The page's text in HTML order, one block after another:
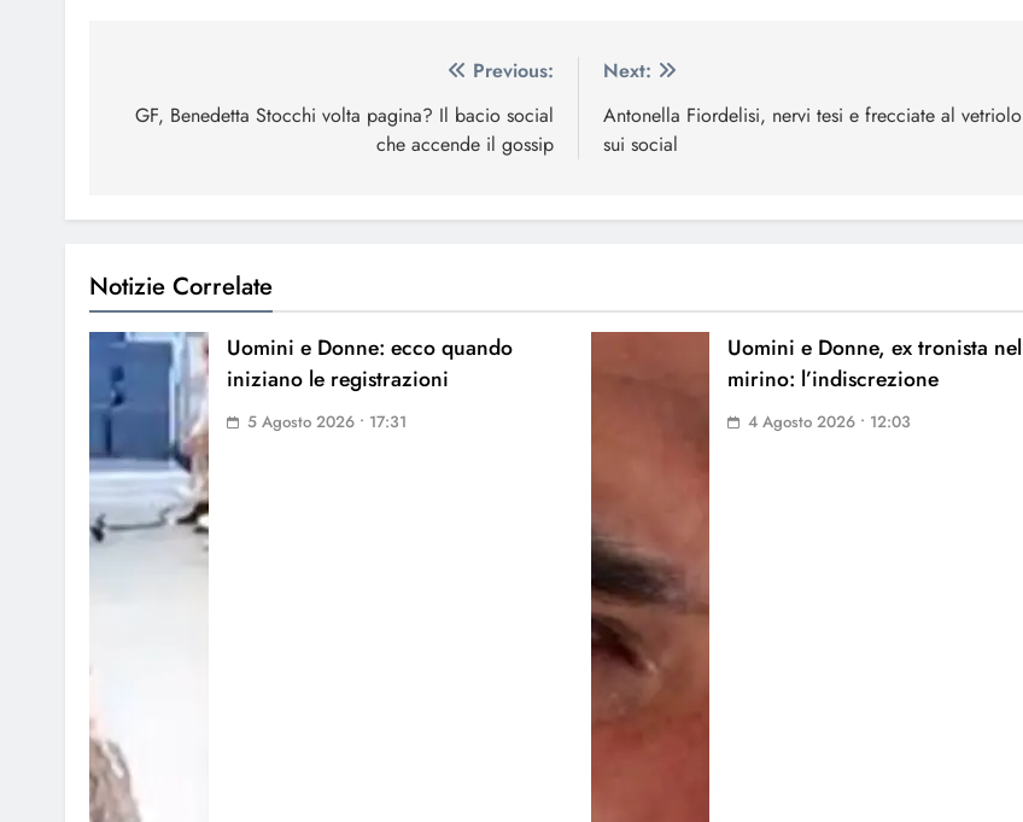
articoli
Previous:
GF, Benedetta Stocchi volta pagina? Il bacio social
che accende il gossip
Next:
Antonella Fiordelisi, nervi tesi e frecciate al vetriolo
sui social
Notizie Correlate
Uomini e Donne: ecco quando
iniziano le registrazioni
5 Agosto 2026 • 17:31
Uomini e Donne, ex tronista nel
mirino: l’indiscrezione
4 Agosto 2026 • 12:03